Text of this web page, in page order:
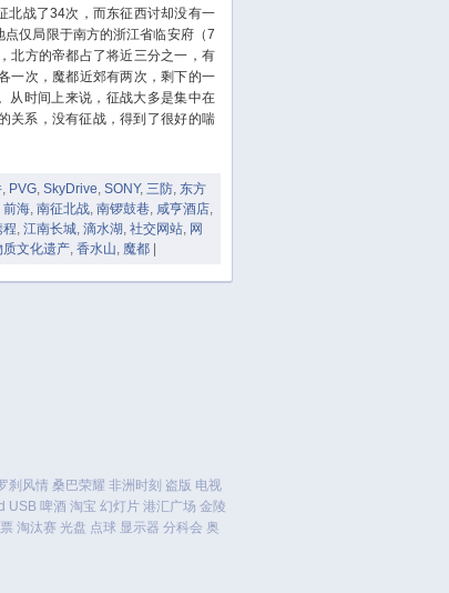
战了34次，而东征西讨却没有一
仅局限于南方的浙江省临安府（7
北方的帝都占了将近三分之一，有
一次，魔都近郊有两次，剩下的一
从时间上来说，征战大多是集中在
关系，没有征战，得到了很好的喘
PVG SkyDrive SONY, 三防 东方
前海 南征北战 南锣鼓巷 咸亨酒店
程 江南长城 滴水湖 社交网站 网
质文化遗产 香水山 魔都 |
刹风情 桑巴荣耀 非洲时刻 盗版 电视
USB 啤酒 淘宝 幻灯片 港汇广场 金陵
淘汰赛 光盘 点球 显示器 分科会 奥